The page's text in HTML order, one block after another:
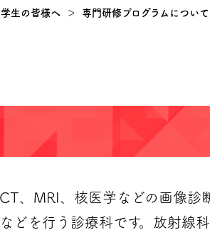
生の皆様へ ＞ 専門研修プログラムについて
、MRI、核医学などの画像診
どを行う診療科です。放射線